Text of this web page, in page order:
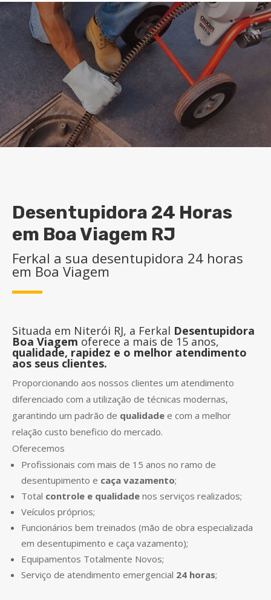
Desentupidora 24 Horas
em Boa Viagem RJ
Ferkal a sua desentupidora 24 horas
em Boa Viagem
Situada em Niterói RJ, a Ferkal Desentupidora
Boa Viagem oferece a mais de 15 anos,
qualidade, rapidez e o melhor atendimento
aos seus clientes.
Proporcionando aos nossos clientes um atendimento
diferenciado com a utilização de técnicas modernas,
garantindo um padrão de qualidade e com a melhor
relação custo beneficio do mercado.
Oferecemos
Profissionais com mais de 15 anos no ramo de
desentupimento e caça vazamento;
Total controle e qualidade nos serviços realizados;
Veículos próprios;
Funcionários bem treinados (mão de obra especializada
em desentupimento e caça vazamento);
Equipamentos Totalmente Novos;
Serviço de atendimento emergencial 24 horas;